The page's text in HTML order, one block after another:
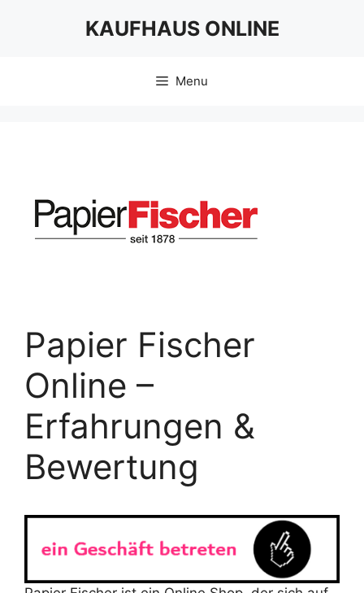
KAUFHAUS ONLINE
Menu
Papier Fischer
Online –
Erfahrungen &
Bewertung